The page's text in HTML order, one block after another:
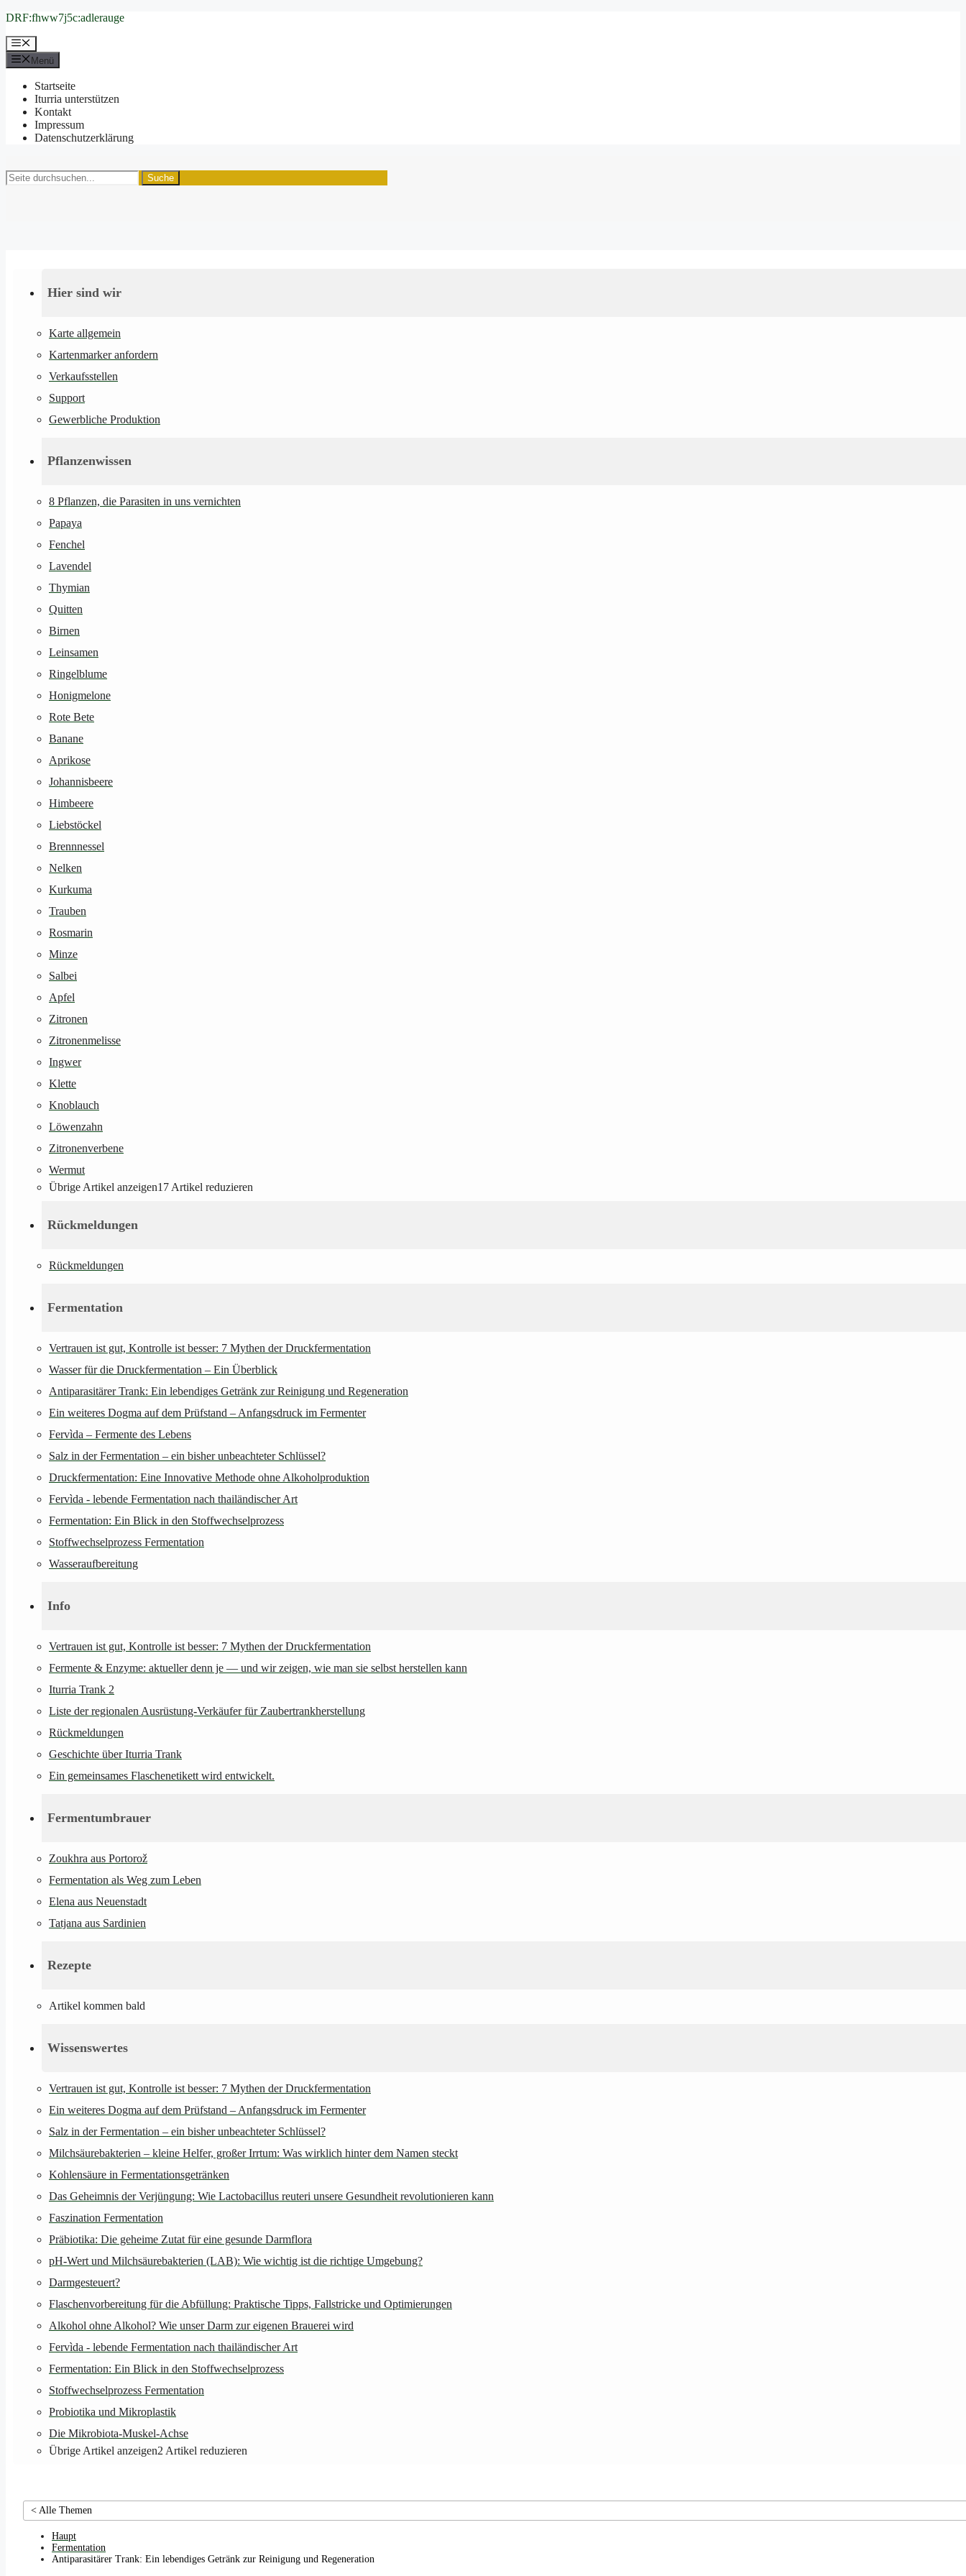
Zum
springen
DRF:fhww7j5c:adlerauge
Menü
Menü
Startseite
Iturria unterstützen
Kontakt
Impressum
Datenschutzerklärung
Suche
Hier sind wir
Karte allgemein
Kartenmarker anfordern
Verkaufsstellen
Support
Gewerbliche Produktion
Pflanzenwissen
8 Pflanzen, die Parasiten in uns vernichten
Papaya
Fenchel
Lavendel
Thymian
Quitten
Birnen
Leinsamen
Ringelblume
Honigmelone
Rote Bete
Banane
Aprikose
Johannisbeere
Himbeere
Liebstöckel
Brennnessel
Nelken
Kurkuma
Trauben
Rosmarin
Minze
Salbei
Apfel
Zitronen
Zitronenmelisse
Ingwer
Klette
Knoblauch
Löwenzahn
Zitronenverbene
Wermut
Übrige Artikel anzeigen17Artikel reduzieren
Rückmeldungen
Rückmeldungen
Fermentation
Vertrauen ist gut, Kontrolle ist besser: 7 Mythen der Druckfermentation
Wasser für die Druckfermentation – Ein Überblick
Antiparasitärer Trank: Ein lebendiges Getränk zur Reinigung und Regeneration
Ein weiteres Dogma auf dem Prüfstand – Anfangsdruck im Fermenter
Fervìda – Fermente des Lebens
Salz in der Fermentation – ein bisher unbeachteter Schlüssel?
Druckfermentation: Eine Innovative Methode ohne Alkoholproduktion
Fervìda - lebende Fermentation nach thailändischer Art
Fermentation: Ein Blick in den Stoffwechselprozess
Stoffwechselprozess Fermentation
Wasseraufbereitung
Info
Vertrauen ist gut, Kontrolle ist besser: 7 Mythen der Druckfermentation
Fermente & Enzyme: aktueller denn je — und wir zeigen, wie man sie selbst herstellen kann
Iturria Trank 2
Liste der regionalen Ausrüstung-Verkäufer für Zaubertrankherstellung
Rückmeldungen
Geschichte über Iturria Trank
Ein gemeinsames Flaschenetikett wird entwickelt.
Fermentumbrauer
Zoukhra aus Portorož
Fermentation als Weg zum Leben
Elena aus Neuenstadt
Tatjana aus Sardinien
Rezepte
Artikel kommen bald
Wissenswertes
Vertrauen ist gut, Kontrolle ist besser: 7 Mythen der Druckfermentation
Ein weiteres Dogma auf dem Prüfstand – Anfangsdruck im Fermenter
Salz in der Fermentation – ein bisher unbeachteter Schlüssel?
Milchsäurebakterien – kleine Helfer, großer Irrtum: Was wirklich hinter dem Namen steckt
Kohlensäure in Fermentationsgetränken
Das Geheimnis der Verjüngung: Wie Lactobacillus reuteri unsere Gesundheit revolutionieren kann
Faszination Fermentation
Präbiotika: Die geheime Zutat für eine gesunde Darmflora
pH-Wert und Milchsäurebakterien (LAB): Wie wichtig ist die richtige Umgebung?
Darmgesteuert?
Flaschenvorbereitung für die Abfüllung: Praktische Tipps, Fallstricke und Optimierungen
Alkohol ohne Alkohol? Wie unser Darm zur eigenen Brauerei wird
Fervìda - lebende Fermentation nach thailändischer Art
Fermentation: Ein Blick in den Stoffwechselprozess
Stoffwechselprozess Fermentation
Probiotika und Mikroplastik
Die Mikrobiota-Muskel-Achse
Übrige Artikel anzeigen2 Artikel reduzieren
< Alle Themen
Haupt
Fermentation
Antiparasitärer Trank: Ein lebendiges Getränk zur Reinigung und Regeneration